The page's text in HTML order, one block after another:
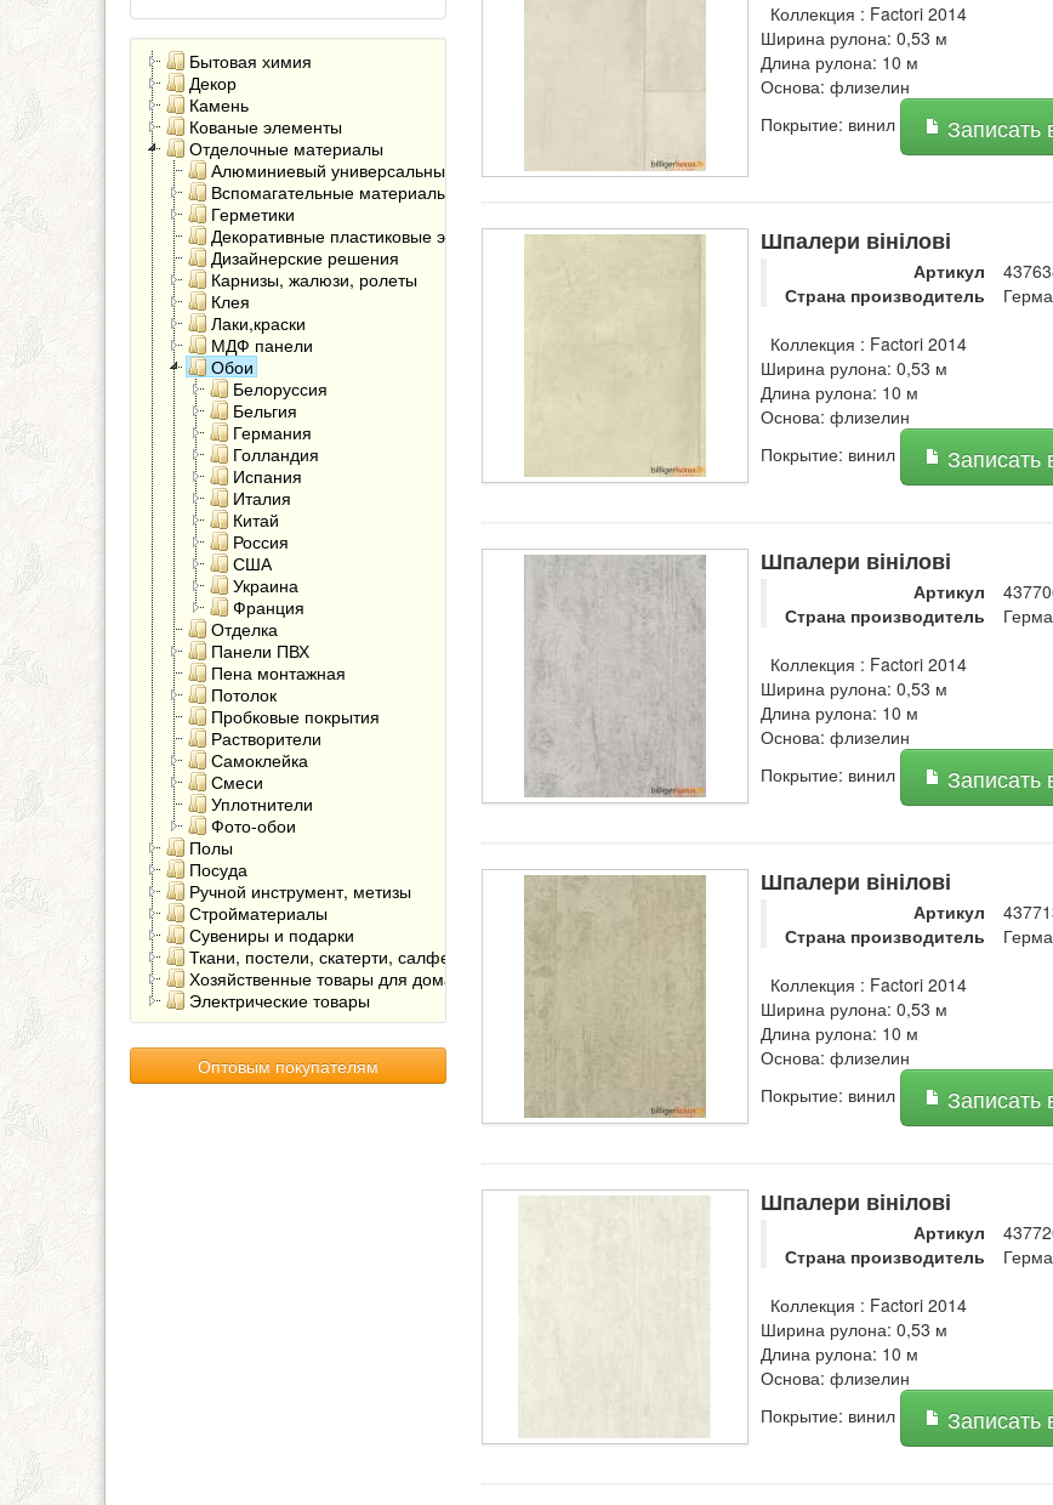
Бытовая химия
Декор
Камень
Кованые элементы
Отделочные материалы
Алюминиевый универсальный угол
Вспомагательные материалы
Герметики
Декоративные пластиковые элементы
Дизайнерские решения
Карнизы, жалюзи, ролеты
Клея
Лаки,краски
МДФ панели
Обои
Белоруссия
Бельгия
Германия
Голландия
Испания
Италия
Китай
Россия
США
Украина
Франция
Отделка
Панели ПВХ
Пена монтажная
Потолок
Пробковые покрытия
Растворители
Самоклейка
Смеси
Уплотнители
Фото-обои
Полы
Посуда
Ручной инструмент, метизы
Стройматериалы
Сувениры и подарки
Ткани, постели, скатерти, салфетки
Хозяйственные товары для дома
Электрические товары
Оптовым покупателям
Коллекция : Factori 2014
Ширина рулона: 0,53 м
Длина рулона: 10 м
Основа: флизелин
Покрытие: винил
Записать
Шпалери вінілові
Артикул
Страна производитель
Коллекция : Factori 2014
Ширина рулона: 0,53 м
Длина рулона: 10 м
Основа: флизелин
Покрытие: винил
Записать
Шпалери вінілові
Артикул
Страна производитель
Коллекция : Factori 2014
Ширина рулона: 0,53 м
Длина рулона: 10 м
Основа: флизелин
Покрытие: винил
Записать
Шпалери вінілові
Артикул
Страна производитель
Коллекция : Factori 2014
Ширина рулона: 0,53 м
Длина рулона: 10 м
Основа: флизелин
Покрытие: винил
Записать
Шпалери вінілові
Артикул
Страна производитель
Коллекция : Factori 2014
Ширина рулона: 0,53 м
Длина рулона: 10 м
Основа: флизелин
Покрытие: винил
Записать